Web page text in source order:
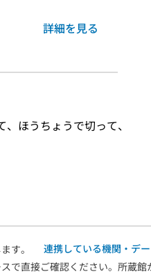
詳細を見る
ほうちょうで切って、
す。
連携している機関・デ
で直接ご確認ください。所蔵